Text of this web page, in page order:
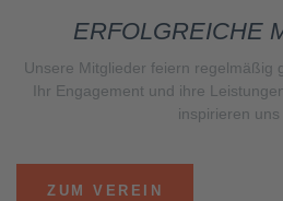
ERFOLGREICHE
Unsere Mitglieder feiern regelmäßig
Ihr Engagement und ihre
inspirieren uns
ZUM VEREIN